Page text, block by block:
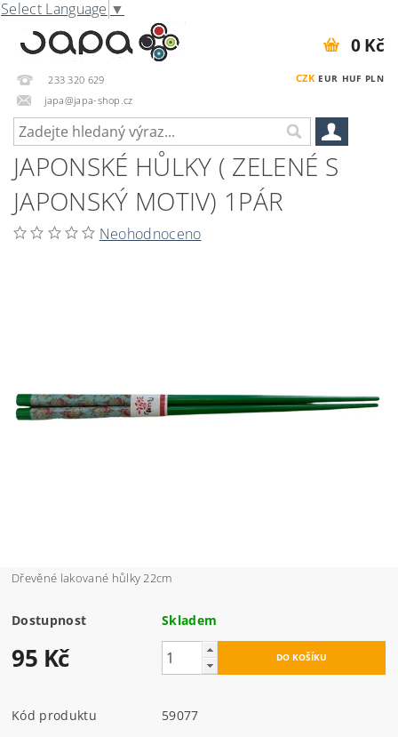
Select Language ▼
233 320 629
japa@japa-shop.cz
CZK EUR HUF PLN
0 Kč
JAPONSKÉ HŮLKY ( ZELENÉ S
JAPONSKÝ MOTIV) 1PÁR
Neohodnoceno
Dřevěné lakované hůlky 22cm
Dostupnost Skladem
95 Kč
Kód produktu
59077